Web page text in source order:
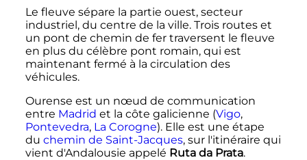
Le fleuve sépare la partie ouest, secteur
industriel, du centre de la ville. Trois routes et
un pont de chemin de fer traversent le fleuve
en plus du célèbre pont romain, qui est
maintenant fermé à la circulation des
véhicules.
Ourense est un nœud de communication
entre Madrid et la côte galicienne (Vigo,
Pontevedra, La Corogne). Elle est une étape
du chemin de Saint-Jacques, sur l'itinéraire qui
vient d'Andalousie appelé Ruta da Prata.